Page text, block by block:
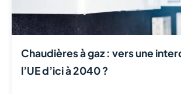
Chaudières à gaz : vers une
l’UE d’ici à 2040 ?